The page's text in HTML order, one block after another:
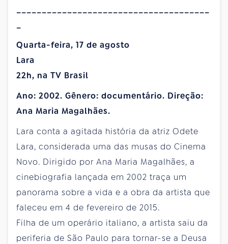
Quarta-feira, 17 de agosto
Lara
22h, na TV Brasil
Ano: 2002. Gênero: documentário. Direção:
Ana Maria Magalhães.
Lara conta a agitada história da atriz Odete
Lara, considerada uma das musas do Cinema
Novo. Dirigido por Ana Maria Magalhães, a
cinebiografia lançada em 2002 traça um
panorama sobre a vida e a obra da artista que
faleceu em 4 de fevereiro de 2015.
Filha de um operário italiano, a artista saiu da
periferia de São Paulo para tornar-se a Deusa